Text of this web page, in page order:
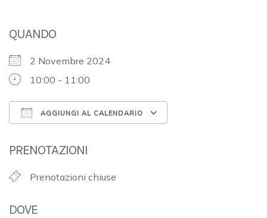
QUANDO
2 Novembre 2024
10:00 - 11:00
AGGIUNGI AL CALENDARIO
PRENOTAZIONI
Prenotazioni chiuse
DOVE